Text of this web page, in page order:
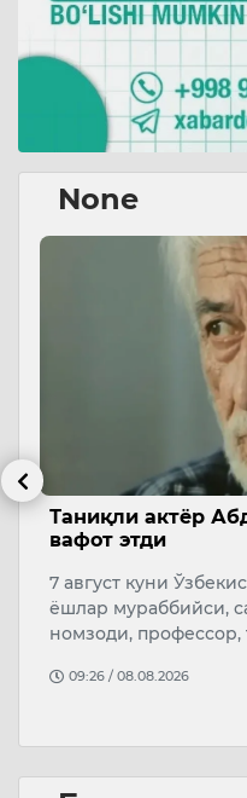
None
Таниқли актёр
вафот этди
7 август куни
ёшлар мураббийси,
номзоди, профессор,
09:26 / 08.08.2026